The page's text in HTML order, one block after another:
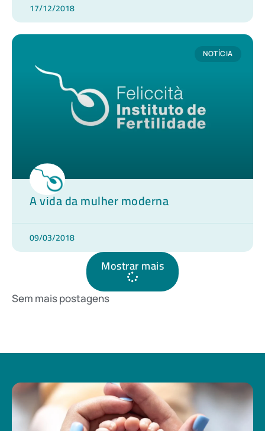
17/12/2018
NOTÍCIA
A vida da mulher moderna
09/03/2018
Mostrar mais
Sem mais postagens